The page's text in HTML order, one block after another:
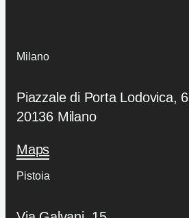
Milano
Piazzale di Porta Lodovica, 6
20136 Milano
Maps
Pistoia